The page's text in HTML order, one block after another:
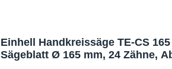
Einhell Handkreissäge TE-CS
Sägeblatt Ø 165 mm, 24 Zähne,